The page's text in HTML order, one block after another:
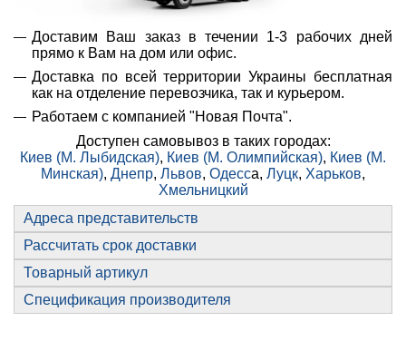
Доставим Ваш заказ в течении 1-3 рабочих дней
прямо к Вам на дом или офис.
Доставка по всей территории Украины бесплатная
как на отделение перевозчика, так и курьером.
Работаем с компанией "Новая Почта".
Доступен самовывоз в таких городах:
Киев (М. Лыбидская), Киев (М. Олимпийская), Киев (М.
Минская), Днепр, Львов, Одесса, Луцк, Харьков,
Хмельницкий
Адреса представительств
Рассчитать срок доставки
Товарный артикул
Спецификация производителя